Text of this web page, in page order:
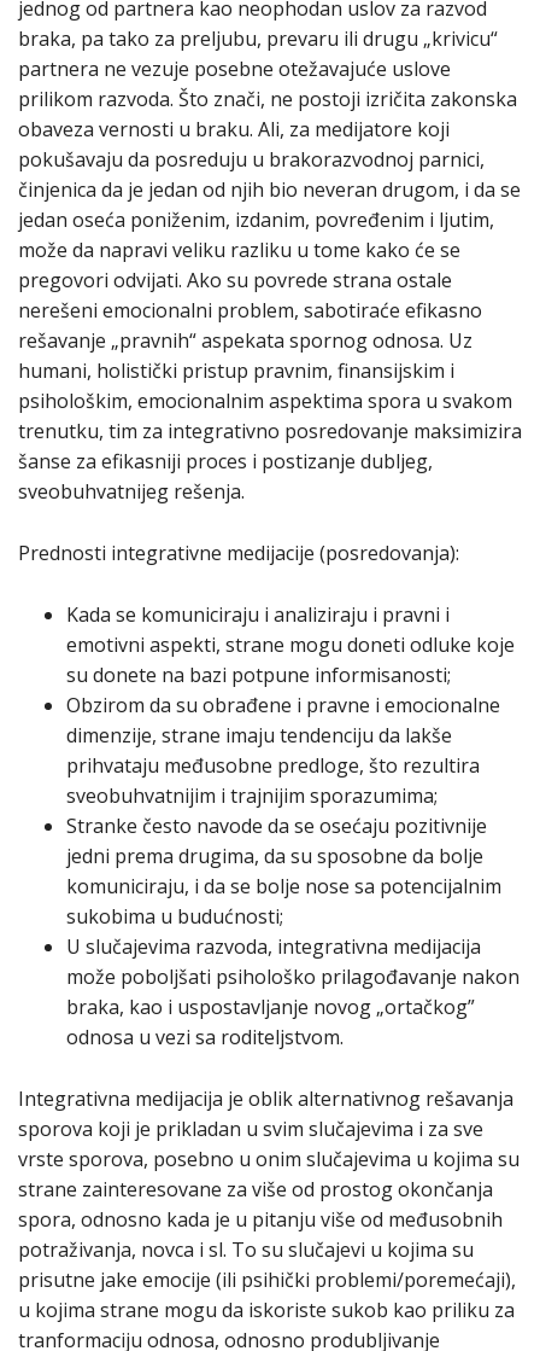
jednog od partnera kao neophodan uslov za razvod
braka, pa tako za preljubu, prevaru ili drugu „krivicu“
partnera ne vezuje posebne otežavajuće uslove
prilikom razvoda. Što znači, ne postoji izričita zakonska
obaveza vernosti u braku. Ali, za medijatore koji
pokušavaju da posreduju u brakorazvodnoj parnici,
činjenica da je jedan od njih bio neveran drugom, i da se
jedan oseća poniženim, izdanim, povređenim i ljutim,
može da napravi veliku razliku u tome kako će se
pregovori odvijati. Ako su povrede strana ostale
nerešeni emocionalni problem, sabotiraće efikasno
rešavanje „pravnih“ aspekata spornog odnosa. Uz
humani, holistički pristup pravnim, finansijskim i
psihološkim, emocionalnim aspektima spora u svakom
trenutku, tim za integrativno posredovanje maksimizira
šanse za efikasniji proces i postizanje dubljeg,
sveobuhvatnijeg rešenja.
Prednosti integrativne medijacije (posredovanja):
Kada se komuniciraju i analiziraju i pravni i
emotivni aspekti, strane mogu doneti odluke koje
su donete na bazi potpune informisanosti;
Obzirom da su obrađene i pravne i emocionalne
dimenzije, strane imaju tendenciju da lakše
prihvataju međusobne predloge, što rezultira
sveobuhvatnijim i trajnijim sporazumima;
Stranke često navode da se osećaju pozitivnije
jedni prema drugima, da su sposobne da bolje
komuniciraju, i da se bolje nose sa potencijalnim
sukobima u budućnosti;
U slučajevima razvoda, integrativna medijacija
može poboljšati psihološko prilagođavanje nakon
braka, kao i uspostavljanje novog „ortačkog”
odnosa u vezi sa roditeljstvom.
Integrativna medijacija je oblik alternativnog rešavanja
sporova koji je prikladan u svim slučajevima i za sve
vrste sporova, posebno u onim slučajevima u kojima su
strane zainteresovane za više od prostog okončanja
spora, odnosno kada je u pitanju više od međusobnih
potraživanja, novca i sl. To su slučajevi u kojima su
prisutne jake emocije (ili psihički problemi/poremećaji),
u kojima strane mogu da iskoriste sukob kao priliku za
tranformaciju odnosa, odnosno produbljivanje